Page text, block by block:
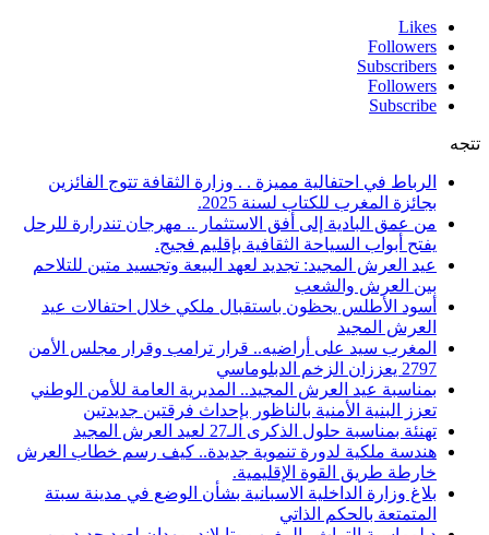
Likes
Followers
Subscribers
Followers
Subscribe
تتجه
الرباط في احتفالية مميزة . . وزارة الثقافة تتوج الفائزين
بجائزة المغرب للكتاب لسنة 2025.
من عمق البادية إلى أفق الاستثمار .. مهرجان تندرارة للرحل
يفتح أبواب السياحة الثقافية بإقليم فجيج.
عيد العرش المجيد: تجديد لعهد البيعة وتجسيد متين للتلاحم
بين العرش والشعب
أسود الأطلس يحظون باستقبال ملكي خلال احتفالات عيد
العرش المجيد
المغرب سيد على أراضيه.. قرار ترامب وقرار مجلس الأمن
2797 يعززان الزخم الدبلوماسي
بمناسبة عيد العرش المجيد.. المديرية العامة للأمن الوطني
تعزز البنية الأمنية بالناظور بإحداث فرقتين جديدتين
تهنئة بمناسبة حلول الذكرى الـ27 لعيد العرش المجيد
هندسة ملكية لدورة تنموية جديدة.. كيف رسم خطاب العرش
خارطة طريق القوة الإقليمية.
بلاغ وزارة الداخلية الاسبانية بشأن الوضع في مدينة سبتة
المتمتعة بالحكم الذاتي